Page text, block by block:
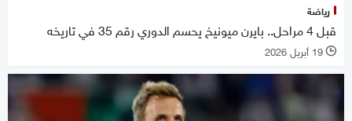
رياضة
قبل 4 مراحل.. بايرن ميونيخ يحسم الدوري رقم 35 في تاريخه
l 19 أبريل 2026